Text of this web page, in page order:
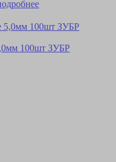
100шт ЗУБР